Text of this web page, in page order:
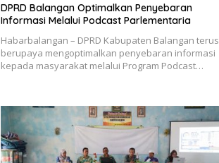
DPRD Balangan Optimalkan Penyebaran
Informasi Melalui Podcast Parlementaria
Habarbalangan – DPRD Kabupaten Balangan terus
berupaya mengoptimalkan penyebaran informasi
kepada masyarakat melalui Program Podcast…